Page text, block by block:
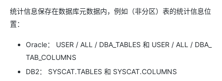
统计信息保存在数据库元数据内，例如（非分区）表的统计信息位
置：
Oracle： USER / ALL / DBA_TABLES 和 USER / ALL / DBA_
TAB_COLUMNS
DB2： SYSCAT.TABLES 和 SYSCAT.COLUMNS